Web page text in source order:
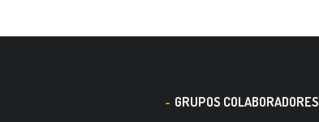
GRUPOS COLABORADORES